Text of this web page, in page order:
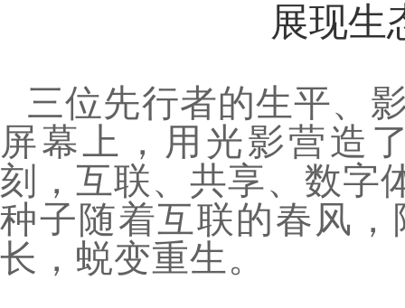
展现生
三位先行者的生平、
屏幕上，用光影营造
刻，互联、共享、数字
种子随着互联的春风
长，蜕变重生。